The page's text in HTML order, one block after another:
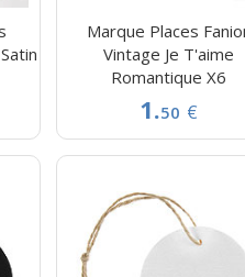
Marque Places
Vintage Je T'aime
Romantique X6
1.50 €